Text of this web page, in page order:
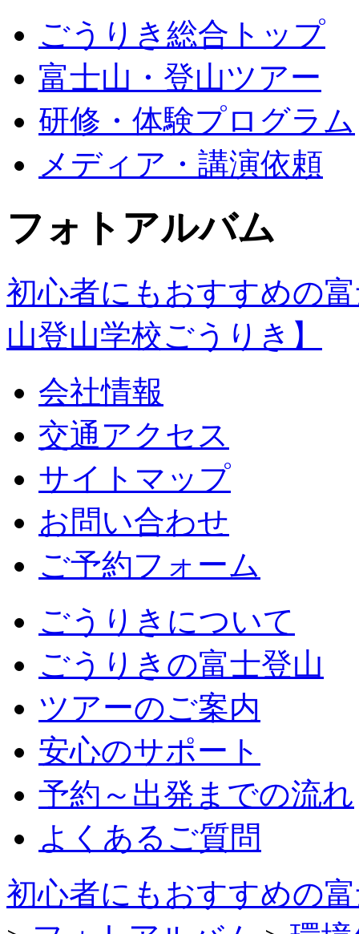
ごうりき総合トップ
富士山・登山ツアー
研修・体験プログラム
メディア・講演依頼
フォトアルバム
初心者にもおすすめの
山登山学校ごうりき】
会社情報
交通アクセス
サイトマップ
お問い合わせ
ご予約フォーム
ごうりきについて
ごうりきの富士登山
ツアーのご案内
安心のサポート
予約～出発までの流れ
よくあるご質問
初心者にもおすすめの